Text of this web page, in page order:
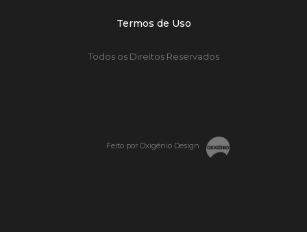
Termos de Uso
Todos os Direitos Reservados
Feito por Oxigênio Design